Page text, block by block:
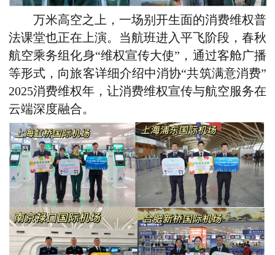
万米高空之上，一场别开生面的消费维权普
法课堂也正在上演。当航班进入平飞阶段，春秋
航空乘务组化身“维权宣传大使”，通过客舱广播
等形式，向旅客详细介绍中消协“共筑满意消费”
2025消费维权年，让消费维权宣传与航空服务在
云端深度融合。